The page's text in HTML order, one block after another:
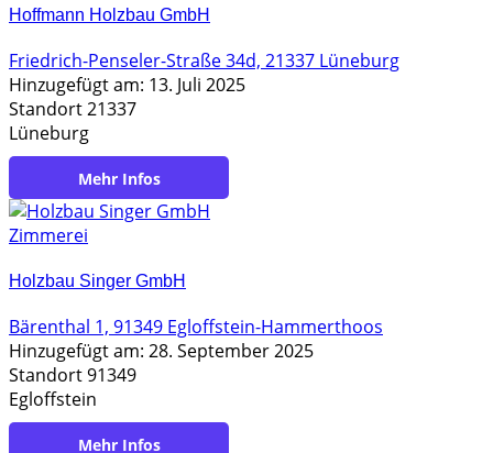
Hoffmann Holzbau GmbH
Friedrich-Penseler-Straße 34d, 21337 Lüneburg
Hinzugefügt am: 13. Juli 2025
Standort 21337
Lüneburg
https://www.hoffmann-holzbau.de/
Zimmerei
Holzbau Singer GmbH
Bärenthal 1, 91349 Egloffstein-Hammerthoos
Hinzugefügt am: 28. September 2025
Standort 91349
Egloffstein
https://www.singerholzbau.de/